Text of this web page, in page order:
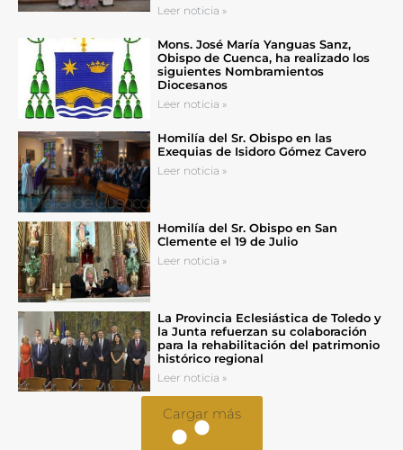
Leer noticia »
Mons. José María Yanguas Sanz,
Obispo de Cuenca, ha realizado los
siguientes Nombramientos
Diocesanos
Leer noticia »
Homilía del Sr. Obispo en las
Exequias de Isidoro Gómez Cavero
Leer noticia »
Homilía del Sr. Obispo en San
Clemente el 19 de Julio
Leer noticia »
La Provincia Eclesiástica de Toledo y
la Junta refuerzan su colaboración
para la rehabilitación del patrimonio
histórico regional
Leer noticia »
Cargar más